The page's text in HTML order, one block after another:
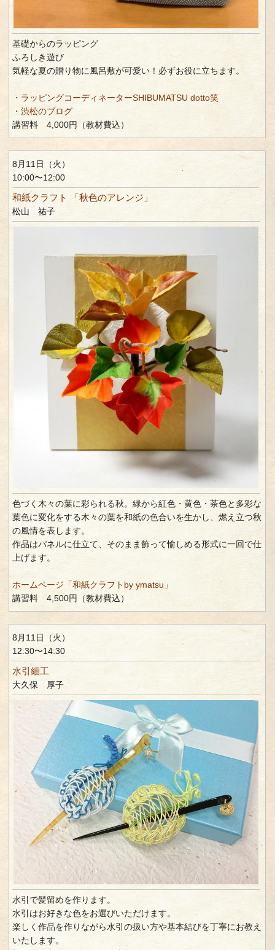
基礎からのラッピング
ふろしき遊び
気軽な夏の贈り物に風呂敷が可愛い！必ずお役に立ちます。
・ラッピングコーディネーターSHIBUMATSU dotto笑
・渋松のブログ
講習料 4,000円（教材費込）
8月11日（火）
10:00〜12:00
和紙クラフト 「秋色のアレンジ」
松山 祐子
色づく木々の葉に彩られる秋。緑から紅色・黄色・茶色と多彩な
葉色に変化をする木々の葉を和紙の色合いを生かし、燃え立つ秋
の風情を表します。
作品はパネルに仕立て、そのまま飾って愉しめる形式に一回で仕
上げます。
ホームページ「和紙クラフトby ymatsu」
講習料 4,500円（教材費込）
8月11日（火）
12:30〜14:30
水引細工
大久保 厚子
水引で髪留めを作ります。
水引はお好きな色をお選びいただけます。
楽しく作品を作りながら水引の扱い方や基本結びを丁寧にお教え
いたします。